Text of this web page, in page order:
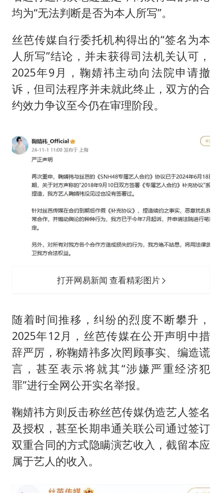
均为“无法判断是否为本人所写”。
丝芭传媒自行委托机构得出的“签名为本
人所写”结论，并未获得司法机关认可，
2025年9月，鞠婧祎主动向法院申请撤
诉，但司法程序并未就此终止，双方的合
约效力争议至今仍在审理阶段。
打开网易新闻 查看精彩图片
随着时间推移，纠纷的烈度不断攀升，
2025年12月，丝芭传媒在公开声明中措
辞严厉，称鞠婧祎多次罔顾事实、编造谎
言，甚至表示将就其“涉嫌严重经济犯
罪”进行全网公开实名举报。
鞠婧祎方则反击称丝芭传媒伪造艺人签名
及授权，甚至长期串通关联公司通过签订
双重合同的方式隐瞒演艺收入，截留本应
属于艺人的收入。